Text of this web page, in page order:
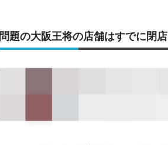
問題の大阪王将の店舗はすでに閉店